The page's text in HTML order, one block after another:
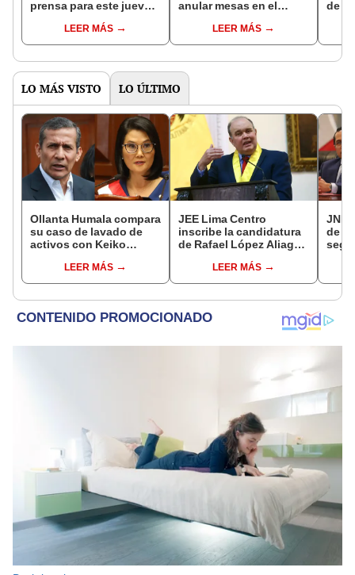
prensa para este jueves
tiene anuncios"
LEER MÁS
anular mesas en el
LEER MÁS
de
LO MÁS VISTO LO ÚLTIMO
Ollanta Humala compara
su caso de lavado de
activos con Keiko
recibimos, ella sí
recibió"
LEER MÁS
JEE Lima Centro
inscribe la candidatura
de Rafael López Aliaga
de LimaLEER MÁS
JNE
de